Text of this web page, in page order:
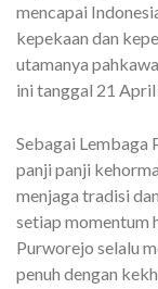
mencapai
kepekaan dan
utamanya
ini tanggal 21
Sebagai Lembaga
panji panji
menjaga tradisi
setiap momentum
Purworejo selalu
penuh dengan